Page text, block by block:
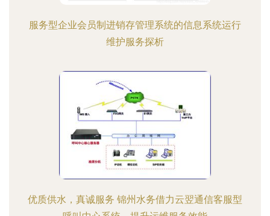
服务型企业会员制进销存管理系统的信息系统运行
维护服务探析
优质供水，真诚服务 锦州水务借力云翌通信客服型